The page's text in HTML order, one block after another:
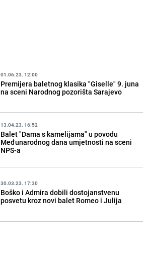
01.06.23. 12:00
Premijera baletnog klasika "Giselle" 9. juna
na sceni Narodnog pozorišta Sarajevo
13.04.23. 16:52
Balet "Dama s kamelijama" u povodu
Međunarodnog dana umjetnosti na sceni
NPS-a
30.03.23. 17:30
Boško i Admira dobili dostojanstvenu
posvetu kroz novi balet Romeo i Julija